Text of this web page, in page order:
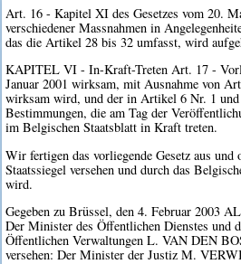
Art. 16 - Kapitel XI des Gesetzes vom 20.
verschiedener Massnahmen in
das die Artikel 28 bis 32 umfasst, wird
KAPITEL VI - In-Kraft-Treten Art. 17 -
Januar 2001 wirksam, mit Ausnahme von
wirksam wird, und der in Artikel 6 Nr. 1 und
Bestimmungen, die am Tag der
im Belgischen Staatsblatt in Kraft treten.
Wir fertigen das vorliegende Gesetz aus und
Staatssiegel versehen und durch das
wird.
Gegeben zu Brüssel, den 4. Februar 2003
Der Minister des Öffentlichen Dienstes und
Öffentlichen Verwaltungen L. VAN DEN
versehen: Der Minister der Justiz M.